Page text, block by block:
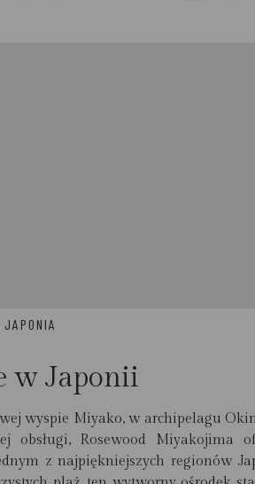
w Japonii
wyspie Miyako, w archipelagu
obsługi, Rosewood Miyakojima
z najpiękniejszych regionów